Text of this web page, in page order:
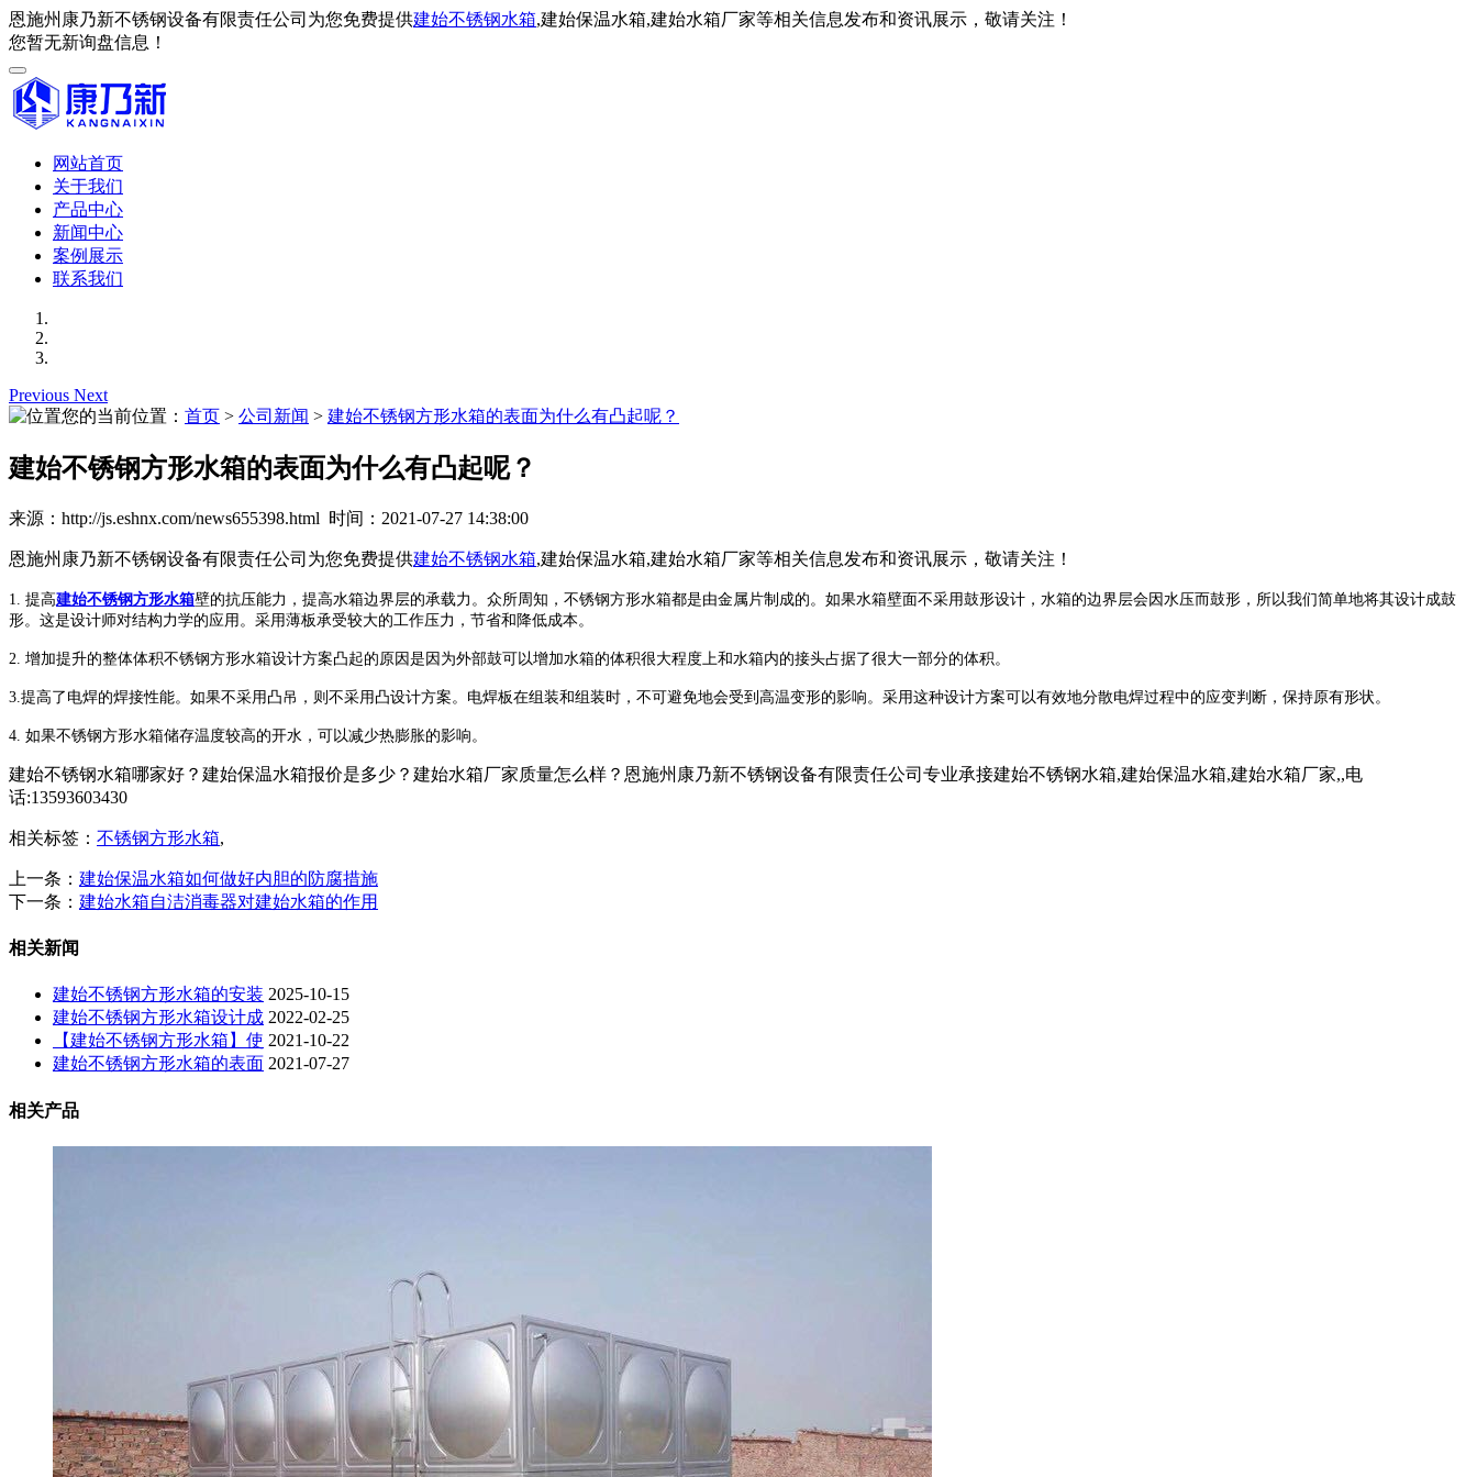
恩施州康乃新不锈钢设备有限责任公司为您免费提供建始不锈钢水箱,建始保温水箱,建始水箱厂家等相关信息发布和资讯展示，敬请关注！
您暂无新询盘信息！
网站首页
关于我们
产品中心
新闻中心
案例展示
联系我们
Previous Next
您的当前位置： 首页 > 公司新闻 > 建始不锈钢方形水箱的表面为什么有凸起呢？
建始不锈钢方形水箱的表面为什么有凸起呢？
来源：http://js.eshnx.com/news655398.html 时间：2021-07-27 14:38:00
恩施州康乃新不锈钢设备有限责任公司为您免费提供建始不锈钢水箱,建始保温水箱,建始水箱厂家等相关信息发布和资讯展示，敬请关注！
1. 提高建始不锈钢方形水箱壁的抗压能力，提高水箱边界层的承载力。众所周知，不锈钢方形水箱都是由金属片制成的。如果水箱壁面不采用鼓形设计，水箱的边界层会因水压而鼓形，所以我们简单地将其设计成鼓
形。这是设计师对结构力学的应用。采用薄板承受较大的工作压力，节省和降低成本。
2. 增加提升的整体体积不锈钢方形水箱设计方案凸起的原因是因为外部鼓可以增加水箱的体积很大程度上和水箱内的接头占据了很大一部分的体积。
3.提高了电焊的焊接性能。如果不采用凸吊，则不采用凸设计方案。电焊板在组装和组装时，不可避免地会受到高温变形的影响。采用这种设计方案可以有效地分散电焊过程中的应变判断，保持原有形状。
4. 如果不锈钢方形水箱储存温度较高的开水，可以减少热膨胀的影响。
建始不锈钢水箱哪家好？建始保温水箱报价是多少？建始水箱厂家质量怎么样？恩施州康乃新不锈钢设备有限责任公司专业承接建始不锈钢水箱,建始保温水箱,建始水箱厂家,,电
话:13593603430
相关标签： 不锈钢方形水箱,
上一条： 建始保温水箱如何做好内胆的防腐措施
下一条： 建始水箱自洁消毒器对建始水箱的作用
相关新闻
建始不锈钢方形水箱的安装 2025-10-15
建始不锈钢方形水箱设计成 2022-02-25
【建始不锈钢方形水箱】使 2021-10-22
建始不锈钢方形水箱的表面 2021-07-27
相关产品